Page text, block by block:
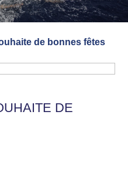
de bonnes fêtes
DE